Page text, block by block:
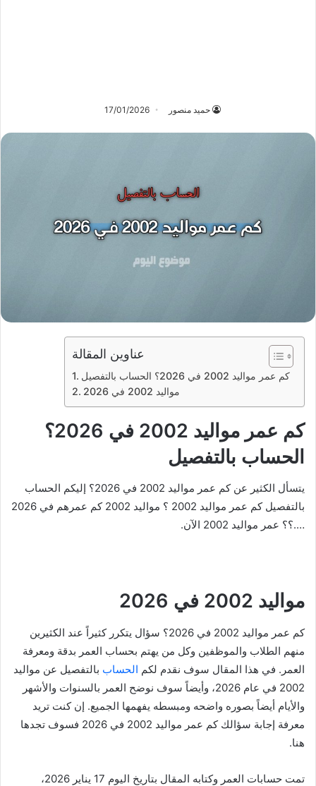
حميد منصور 17/01/2026
عناوين المقالة
كم عمر مواليد 2002 في 2026؟ الحساب بالتفصيل
مواليد 2002 في 2026
كم عمر مواليد 2002 في 2026؟
الحساب بالتفصيل
يتسأل الكثير عن كم عمر مواليد 2002 في 2026؟ إليكم الحساب
بالتفصيل كم عمر مواليد 2002 ؟ مواليد 2002 كم عمرهم في 2026
….؟؟ عمر مواليد 2002 الآن.
مواليد 2002 في 2026
كم عمر مواليد 2002 في 2026؟ سؤال يتكرر كثيراً عند الكثيرين
منهم الطلاب والموظفين وكل من يهتم بحساب العمر بدقة ومعرفة
العمر. في هذا المقال سوف نقدم لكم الحساب بالتفصيل عن مواليد
2002 في عام 2026، وأيضاً سوف نوضح العمر بالسنوات والأشهر
والأيام أيضاً بصوره واضحه ومبسطه يفهمها الجميع. إن كنت تريد
معرفة إجابة سؤالك كم عمر مواليد 2002 في 2026 فسوف تجدها
هنا.
تمت حسابات العمر وكتابه المقال بتاريخ اليوم 17 يناير 2026،